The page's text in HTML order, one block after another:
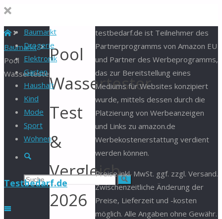
Baumarkt
Drogerie
Elektronik
Garten
Haushalt
Kind
Mode
Sport
Wohnen
Suche
Suchen Suche
Testbedarf.de
Start
Baumarkt
Pool
Wassertester
Pool
Wassertester
Test
&
Vergleich
2026
testbedarf.de ist Teilnehmer des
Partnerprogramms von Amazon EU
und Partner des Werbeprogramms,
das zur Bereitstellung eines
Mediums für Websites konzipiert
wurde, mittels dessen durch die
Platzierung von Werbeanzeigen
und Links zu amazon.de
Werbekostenerstattung verdient
werden können.
Preise inkl. MwSt. ggf. zzgl. Versand.
Zwischenzeitliche Änderung der
Preise, Lieferzeit und -kosten
möglich. Alle Angaben ohne Gewähr.